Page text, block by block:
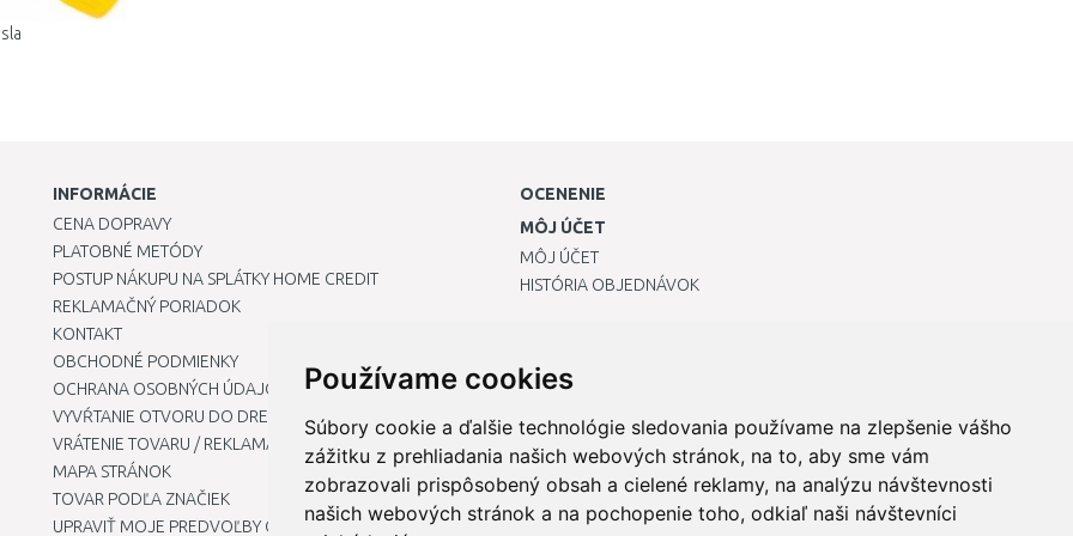
Používame cookies
Súbory cookie a ďalšie technológie sledovania používame na zlepšenie vášho
zážitku z prehliadania našich webových stránok, na to, aby sme vám
zobrazovali prispôsobený obsah a cielené reklamy, na analýzu návštevnosti
našich webových stránok a na pochopenie toho, odkiaľ naši návštevníci
INFORMÁCIE
CENA DOPRAVY
PLATOBNÉ METÓDY
POSTUP NÁKUPU NA SPLÁTKY HOME CREDIT
REKLAMAČNÝ PORIADOK
KONTAKT
OBCHODNÉ PODMIENKY
OCHRANA OSOBNÝCH ÚDAJOV
VYVŔTANIE OTVORU DO DREZU PRE KUCHYNSKÚ BATÉRIU
VRÁTENIE TOVARU / REKLAMÁCIE
MAPA STRÁNOK
TOVAR PODĽA ZNAČIEK
UPRAVIŤ MOJE PREDVOĽBY COOKIES
OCENENIE
MÔJ ÚČET
MÔJ ÚČET
HISTÓRIA OBJEDNÁVOK